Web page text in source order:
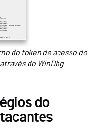
do token de acesso do
do WinDbg
do